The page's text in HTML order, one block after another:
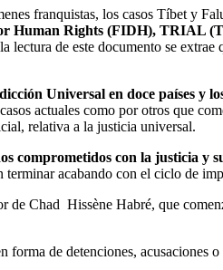
franquistas, los casos Tíbet y
Human Rights (FIDH), TRIAL
lectura de este documento se
Universal en doce países y
actuales como por otros que
relativa a la justicia universal.
comprometidos con la justicia y
acabando con el ciclo de
de Chad Hissène Habré, que
forma de detenciones, acusaciones